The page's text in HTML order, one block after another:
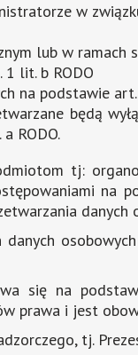
w
lub w
lit. b RODO
na podstawie
będą
RODO.
tj:
na
się na
prawa i jest
tj.